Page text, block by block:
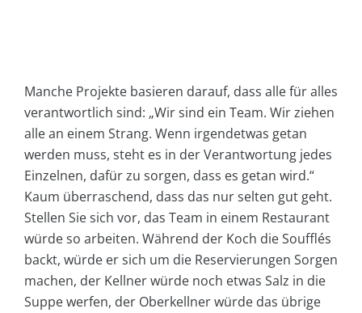
Manche Projekte basieren darauf, dass alle für alles
verantwortlich sind: „Wir sind ein Team. Wir ziehen
alle an einem Strang. Wenn irgendetwas getan
werden muss, steht es in der Verantwortung jedes
Einzelnen, dafür zu sorgen, dass es getan wird.“
Kaum überraschend, dass das nur selten gut geht.
Stellen Sie sich vor, das Team in einem Restaurant
würde so arbeiten. Während der Koch die Soufflés
backt, würde er sich um die Reservierungen Sorgen
machen, der Kellner würde noch etwas Salz in die
Suppe werfen, der Oberkellner würde das übrige